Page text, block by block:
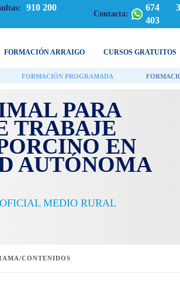
910 200
Contacta:
674
403
FORMACIÓN ARRAIGO CURSOS GRATUITOS
FORMACIÓN PROGRAMADA
PARA
TRABAJE
EN
AUTÓNOMA
MEDIO RURAL
CONTENIDOS